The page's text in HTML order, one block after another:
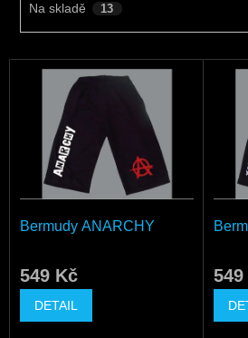
Na skladě 13
Bermudy ANARCHY
549 Kč
DETAIL